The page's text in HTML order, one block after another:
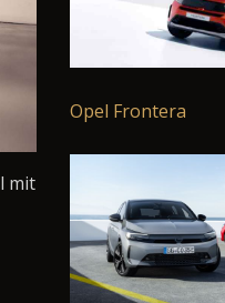
mit
Opel Frontera